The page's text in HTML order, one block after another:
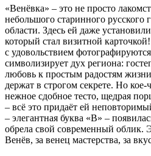
«Венёвка» – это не просто
небольшого старинного русского
области. Здесь ей даже
который стал визитной
с удовольствием
символизирует дух региона:
любовь к простым радостям
держат в строгом секрете. Но кое-
нежное сдобное тесто, щедрая
– всё это придаёт ей
– элегантная буква «В» –
обрела свой современный облик.
Венёв, за венец мастерства, за